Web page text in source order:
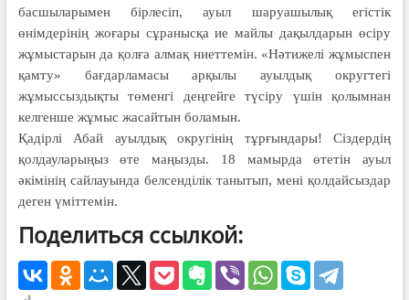
басшыларымен бірлесіп, ауыл шаруашылық егістік
өнімдерінің жоғары сұранысқа ие майлы дақылдарын өсіру
жұмыстарын да қолға алмақ ниеттемін. «Нәтижелі жұмыспен
қамту» бағдарламасы арқылы ауылдық округтегі
жұмыссыздықты төменгі деңгейге түсіру үшін қолымнан
келгенше жұмыс жасайтын боламын.
Қадірлі Абай ауылдық округінің тұрғындары! Сіздердің
қолдауларыңыз өте маңызды. 18 мамырда өтетін ауыл
әкімінің сайлауында белсенділік танытып, мені қолдайсыздар
деген үміттемін.
Поделиться ссылкой: